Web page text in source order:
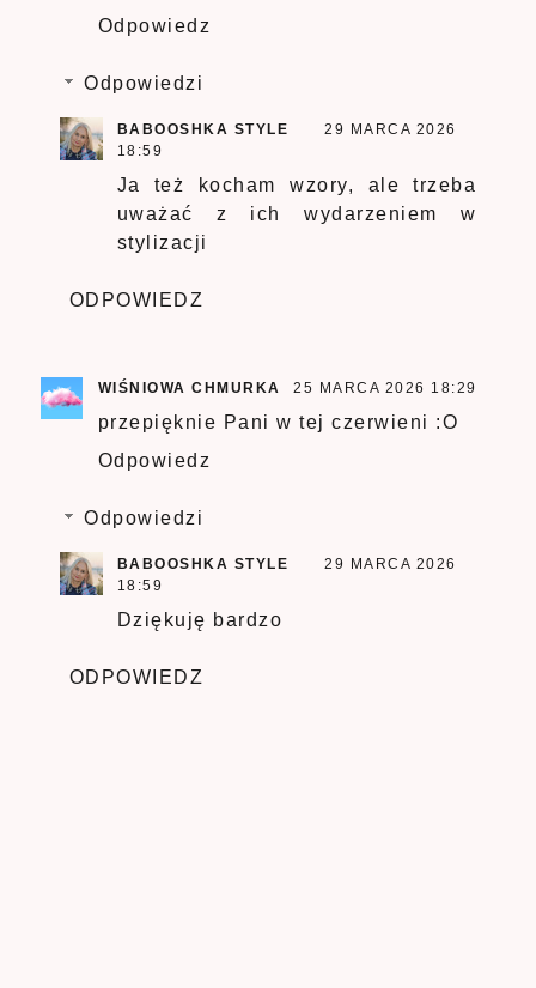
Odpowiedz
Odpowiedzi
BABOOSHKA STYLE
29 MARCA 2026
18:59
Ja też kocham wzory, ale trzeba
uważać z ich wydarzeniem w
stylizacji
ODPOWIEDZ
WIŚNIOWA CHMURKA 25 MARCA 2026 18:29
przepięknie Pani w tej czerwieni :O
Odpowiedz
Odpowiedzi
BABOOSHKA STYLE
29 MARCA 2026
18:59
Dziękuję bardzo
ODPOWIEDZ